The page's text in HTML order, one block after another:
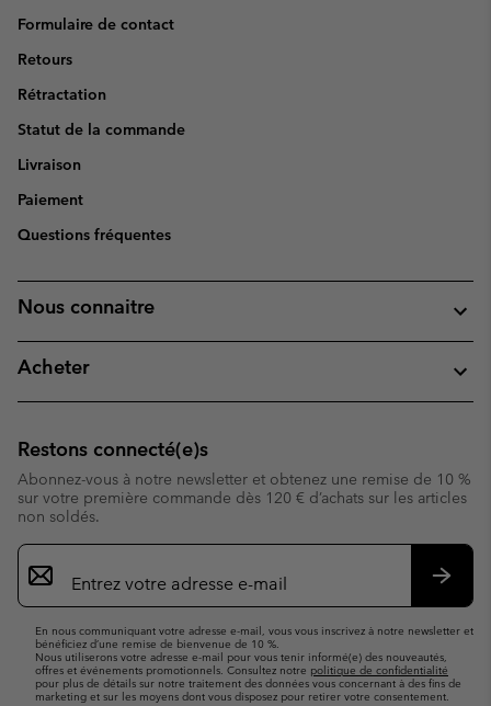
Formulaire de contact
Retours
Rétractation
Statut de la commande
Livraison
Paiement
Questions fréquentes
Nous connaitre
Acheter
Restons connecté(e)s
Abonnez-vous à notre newsletter et obtenez une remise de 10 %
sur votre première commande dès 120 € d’achats sur les articles
non soldés.
Inscription
par
e-
En nous communiquant votre adresse e-mail, vous vous inscrivez à notre newsletter et
bénéficiez d’une remise de bienvenue de 10 %.
Nous utiliserons votre adresse e-mail pour vous tenir informé(e) des nouveautés,
offres et événements promotionnels. Consultez notre politique de confidentialité
pour plus de détails sur notre traitement des données vous concernant à des fins de
marketing et sur les moyens dont vous disposez pour retirer votre consentement.